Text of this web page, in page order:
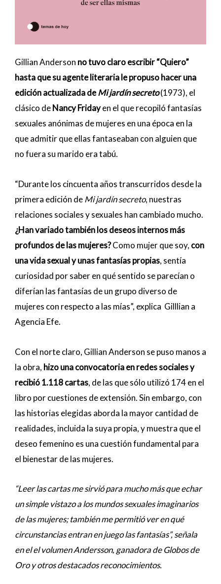
Gillian Anderson no tuvo claro escribir “Quiero”
hasta que su agente literaria le propuso hacer una
edición actualizada deMi jardín secreto(1973), el
clásico deNancy Fridayen el que recopiló fantasías
sexuales anónimas de mujeres en una época en la
que admitir que ellas fantaseaban con alguien que
no fuera su marido era tabú.
“Durante los cincuenta años transcurridos desde la
primera edición deMi jardín secreto, nuestras
relaciones sociales y sexuales han cambiado mucho.
¿Han variado también los deseos internos más
profundos de las mujeres?Como mujer que soy, con
una vida sexual y unas fantasías propias, sentía
curiosidad por saber en qué sentido se parecían o
diferían las fantasías de un grupo diverso de
mujeres con respecto a las mías”, explica Gilllian a
Agencia Efe.
Con el norte claro, Gillian Anderson se puso manos a
la obra, hizo una convocatoria en redes sociales y
recibió 1.118 cartas, de las que sólo utilizó 174 en el
libro por cuestiones de extensión. Sin embargo, con
las historias elegidas aborda la mayor cantidad de
realidades, incluida la suya propia, y muestra que el
deseo femenino es una cuestión fundamental para
el bienestar de las mujeres.
“Leer las cartas me sirvió para mucho más que echar
un simple vistazo a los mundos sexuales imaginarios
de las mujeres; también me permitió ver en qué
circunstancias entran en juego las fantasías”, señala
en el el volumen Andersson, ganadora de Globos de
Oro y otros destacados reconocimientos.